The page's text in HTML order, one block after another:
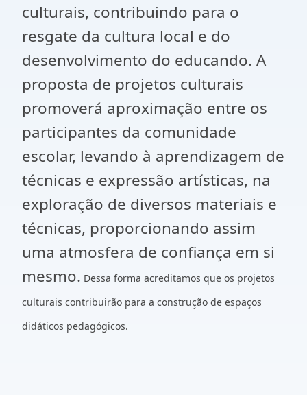
culturais, contribuindo para o
resgate da cultura local e do
desenvolvimento do educando. A
proposta de projetos culturais
promoverá aproximação entre os
participantes da comunidade
escolar, levando à aprendizagem de
técnicas e expressão artísticas, na
exploração de diversos materiais e
técnicas, proporcionando assim
uma atmosfera de confiança em si
mesmo. Dessa forma acreditamos que os projetos
culturais contribuirão para a construção de espaços
didáticos pedagógicos.